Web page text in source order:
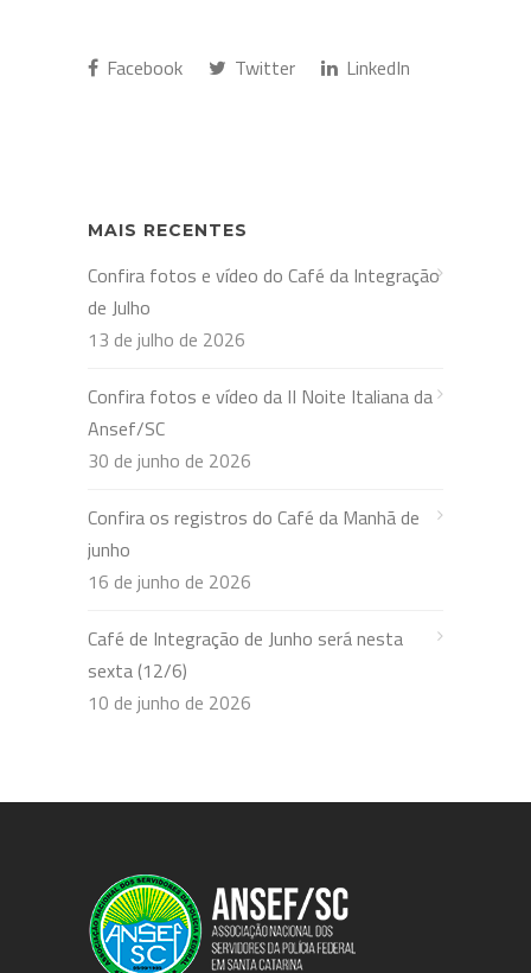
Facebook Twitter LinkedIn
MAIS RECENTES
Confira fotos e vídeo do Café da Integração
de Julho
13 de julho de 2026
Confira fotos e vídeo da II Noite Italiana da
Ansef/SC
30 de junho de 2026
Confira os registros do Café da Manhã de
junho
16 de junho de 2026
Café de Integração de Junho será nesta
sexta (12/6)
10 de junho de 2026